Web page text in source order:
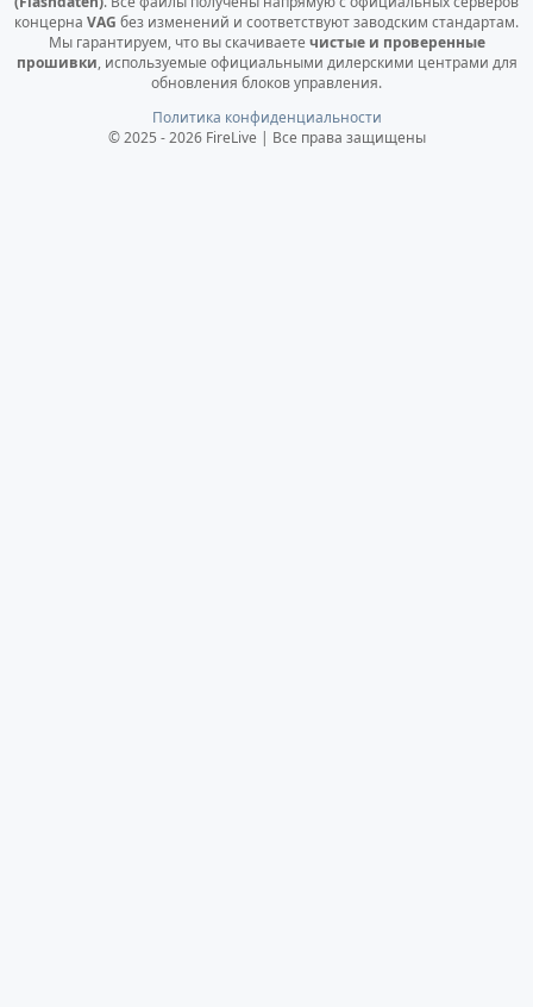
концерна VAG без изменений и соответствуют заводским стандартам.
Мы гарантируем, что вы скачиваете чистые и проверенные
прошивки, используемые официальными дилерскими центрами для
обновления блоков управления.
Политика конфиденциальности
© 2025 - 2026 FireLive | Все права защищены